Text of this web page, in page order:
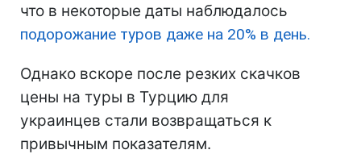
что в некоторые даты наблюдалось
подорожание туров даже на 20% в день.
Однако вскоре после резких скачков
цены на туры в Турцию для
украинцев стали возвращаться к
привычным показателям.